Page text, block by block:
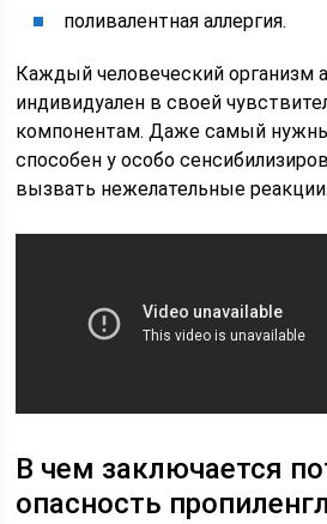
поливалентная аллергия.
Каждый человеческий организм
индивидуален в своей
компонентам. Даже самый
способен у особо
вызвать нежелательные реакции.
В чем заключается
опасность